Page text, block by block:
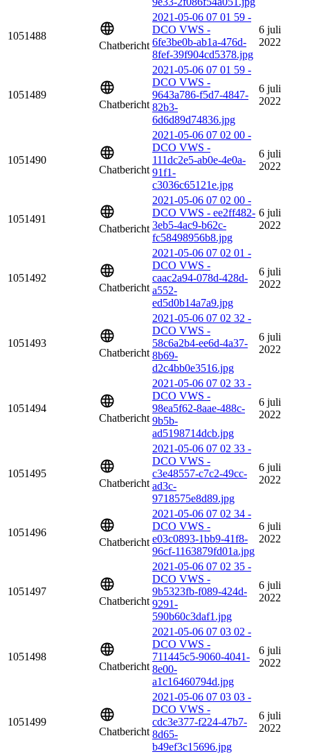
1051488
Chatbericht
2021-05-06 07 01 59 -
DCO VWS -
6fe3be0b-ab1a-476d-
8fef-39f904cd5378.jpg
6 juli
2022
1051489
Chatbericht
2021-05-06 07 01 59 -
DCO VWS -
9643a786-f5d7-4847-
82b3-
6d6d89d74836.jpg
6 juli
2022
1051490
Chatbericht
2021-05-06 07 02 00 -
DCO VWS -
111dc2e5-ab0e-4e0a-
91f1-
c3036c65121e.jpg
6 juli
2022
1051491
Chatbericht
2021-05-06 07 02 00 -
DCO VWS - ee2ff482-
3eb5-4ac9-b62c-
fc58498956b8.jpg
6 juli
2022
1051492
Chatbericht
2021-05-06 07 02 01 -
DCO VWS -
caac2a94-078d-428d-
a552-
ed5d0b14a7a9.jpg
6 juli
2022
1051493
Chatbericht
2021-05-06 07 02 32 -
DCO VWS -
58c6a2b4-ee6d-4a37-
8b69-
d2c4bb0e3516.jpg
6 juli
2022
1051494
Chatbericht
2021-05-06 07 02 33 -
DCO VWS -
98ea5f62-8aae-488c-
9b5b-
ad5198714dcb.jpg
6 juli
2022
1051495
Chatbericht
2021-05-06 07 02 33 -
DCO VWS -
c3e48557-c7c2-49cc-
ad3c-
9718575e8d89.jpg
6 juli
2022
1051496
Chatbericht
2021-05-06 07 02 34 -
DCO VWS -
e03c0893-1bb9-41f8-
96cf-1163879fd01a.jpg
6 juli
2022
1051497
Chatbericht
2021-05-06 07 02 35 -
DCO VWS -
9b5323fb-f089-424d-
9291-
590b60c3daf1.jpg
6 juli
2022
1051498
Chatbericht
2021-05-06 07 03 02 -
DCO VWS -
711445c5-9060-4041-
8e00-
a1c16460794d.jpg
6 juli
2022
1051499
Chatbericht
2021-05-06 07 03 03 -
DCO VWS -
cdc3e377-f224-47b7-
8d65-
b49ef3c15696.jpg
6 juli
2022